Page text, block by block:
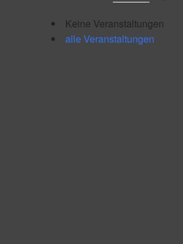
Keine Veranstaltungen
alle Veranstaltungen